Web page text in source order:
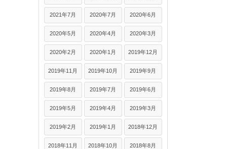
2021年7月 2020年7月 2020年6月
2020年5月 2020年4月 2020年3月
2020年2月 2020年1月 2019年12月
2019年11月 2019年10月 2019年9月
2019年8月 2019年7月 2019年6月
2019年5月 2019年4月 2019年3月
2019年2月 2019年1月 2018年12月
2018年11月 2018年10月 2018年8月